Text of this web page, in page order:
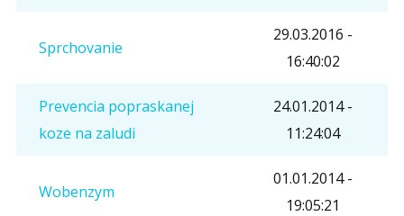
Sprchovanie
29.03.2016 -
16:40:02
Prevencia popraskanej
koze na zaludi
24.01.2014 -
11:24:04
Wobenzym
01.01.2014 -
19:05:21